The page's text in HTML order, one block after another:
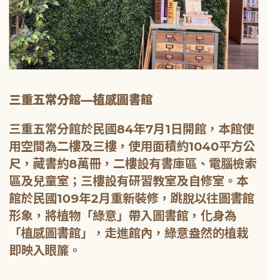
三重五常分館—植感圖書館
三重五常分館於民國84年7月1日開館，本館使
用空間為二樓及三樓，使用面積約1040平方公
尺，藏書約8萬冊，二樓設有書庫區、電腦檢索
區及兒童室；三樓設有研習教室及自修室。本
館於民國109年2月重新裝修，跳脫以往圖書館
形象，將植物「綠意」帶入圖書館，化身為
「植感圖書館」，走進館內，綠意盎然的植栽
即映入眼簾。